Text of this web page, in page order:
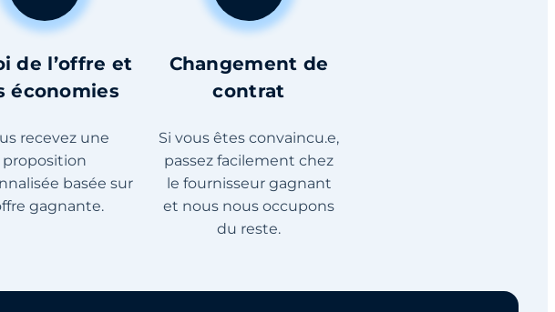
de l’offre et
économies
recevez une
proposition
basée sur
gagnante.
Changement de
contrat
Si vous êtes convaincu.e,
passez facilement chez
le fournisseur gagnant
et nous nous occupons
du reste.